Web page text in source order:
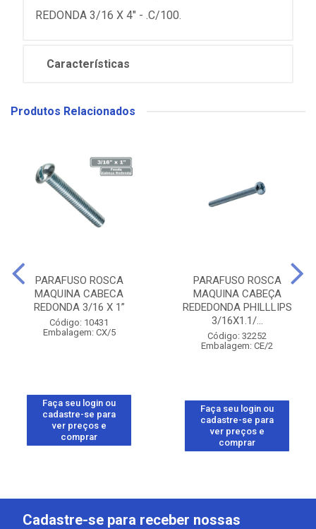
REDONDA 3/16 X 4" - .C/100.
Características
Produtos Relacionados
PARAFUSO ROSCA
MAQUINA CABECA
REDONDA 3/16 X 1”
Código: 10431
Embalagem: CX/5
Faça seu login ou
cadastre-se para
ver preços e
comprar
PARAFUSO ROSCA
MAQUINA CABEÇA
REDEDONDA PHILLLIPS
3/16X1.1/...
Código: 32252
Embalagem: CE/2
Faça seu login ou
cadastre-se para
ver preços e
comprar
Cadastre-se para receber nossas